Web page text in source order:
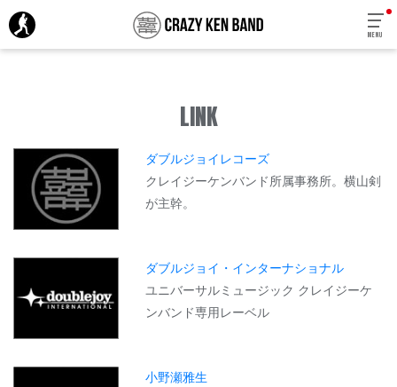
MENU
LINK
ダブルジョイレコーズ
クレイジーケンバンド所属事務所。横山剣
が主幹。
ダブルジョイ・インターナショナル
ユニバーサルミュージック クレイジーケ
ンバンド専用レーベル
小野瀬雅生